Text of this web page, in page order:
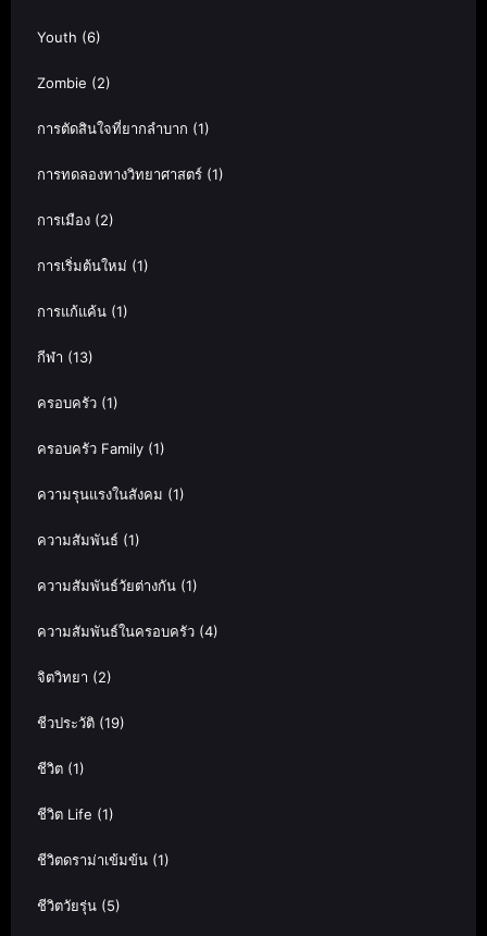
Youth (6)
Zombie (2)
การตัดสินใจที่ยากลำบาก (1)
การทดลองทางวิทยาศาสตร์ (1)
การเมือง (2)
การเริ่มต้นใหม่ (1)
การแก้แค้น (1)
กีฬา (13)
ครอบครัว (1)
ครอบครัว Family (1)
ความรุนแรงในสังคม (1)
ความสัมพันธ์ (1)
ความสัมพันธ์วัยต่างกัน (1)
ความสัมพันธ์ในครอบครัว (4)
จิตวิทยา (2)
ชีวประวัติ (19)
ชีวิต (1)
ชีวิต Life (1)
ชีวิตดราม่าเข้มข้น (1)
ชีวิตวัยรุ่น (5)